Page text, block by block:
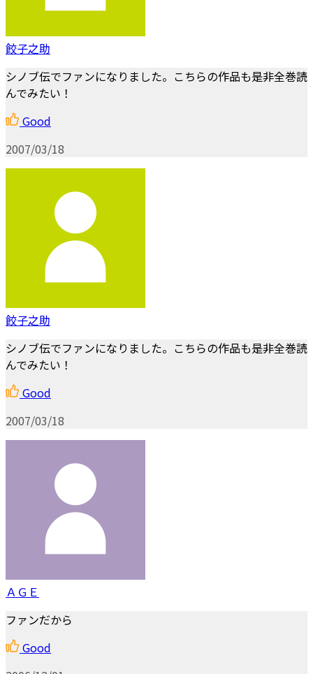
餃子之助
シノブ伝でファンになりました。こちらの作品も是非全巻読
んでみたい！
Good
2007/03/18
餃子之助
シノブ伝でファンになりました。こちらの作品も是非全巻読
んでみたい！
Good
2007/03/18
ＡＧＥ
ファンだから
Good